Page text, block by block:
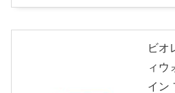
ビオ
ィウ
イン